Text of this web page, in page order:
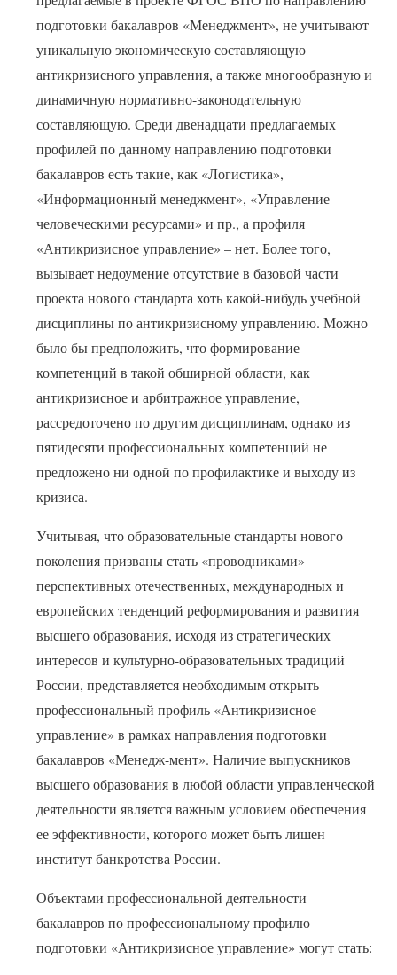
подготовки бакалавров «Менеджмент», не учитывают
уникальную экономическую составляющую
антикризисного управления, а также многообразную и
динамичную нормативно-законодательную
составляющую. Среди двенадцати предлагаемых
профилей по данному направлению подготовки
бакалавров есть такие, как «Логистика»,
«Информационный менеджмент», «Управление
человеческими ресурсами» и пр., а профиля
«Антикризисное управление» – нет. Более того,
вызывает недоумение отсутствие в базовой части
проекта нового стандарта хоть какой-нибудь учебной
дисциплины по антикризисному управлению. Можно
было бы предположить, что формирование
компетенций в такой обширной области, как
антикризисное и арбитражное управление,
рассредоточено по другим дисциплинам, однако из
пятидесяти профессиональных компетенций не
предложено ни одной по профилактике и выходу из
кризиса.
Учитывая, что образовательные стандарты нового
поколения призваны стать «проводниками»
перспективных отечественных, международных и
европейских тенденций реформирования и развития
высшего образования, исходя из стратегических
интересов и культурно-образовательных традиций
России, представляется необходимым открыть
профессиональный профиль «Антикризисное
управление» в рамках направления подготовки
бакалавров «Менедж-мент». Наличие выпускников
высшего образования в любой области управленческой
деятельности является важным условием обеспечения
ее эффективности, которого может быть лишен
институт банкротства России.
Объектами профессиональной деятельности
бакалавров по профессиональному профилю
подготовки «Антикризисное управление» могут стать: